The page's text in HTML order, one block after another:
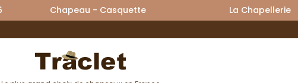
2026 Chapeau - Casquette La Chapellerie